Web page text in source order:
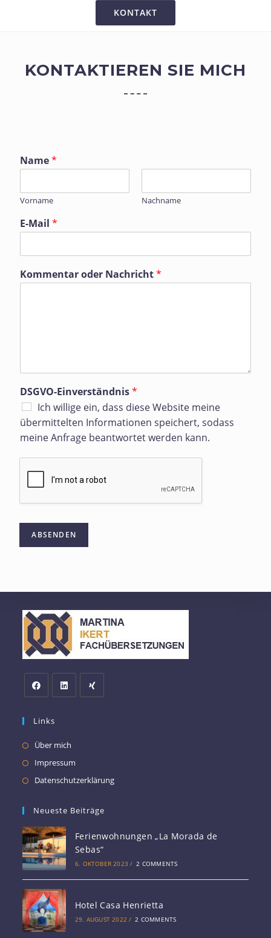
KONTAKT
KONTAKTIEREN SIE MICH
Name*
Vorname Nachname
E-Mail*
Kommentar oder Nachricht*
DSGVO-Einverständnis*
Ich willige ein, dass diese Website meine
übermittelten Informationen speichert, sodass
meine Anfrage beantwortet werden kann.
ABSENDEN
Links
Über mich
Impressum
Datenschutzerklärung
Neueste Beiträge
Ferienwohnungen „La Morada de
Sebas“
6. OKTOBER 2023 / 2 COMMENTS
Hotel Casa Henrietta
29. AUGUST 2022 / 2 COMMENTS